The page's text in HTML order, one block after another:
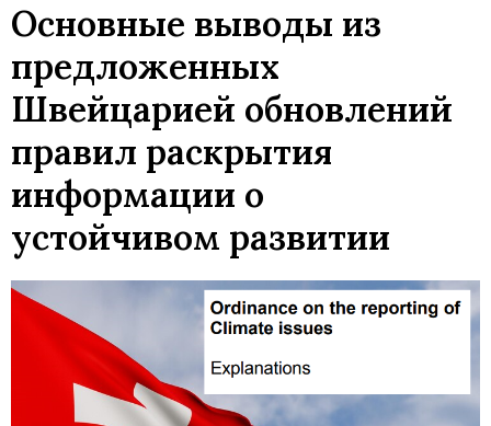
Основные выводы из
предложенных
Швейцарией обновлений
правил раскрытия
информации о
устойчивом развитии